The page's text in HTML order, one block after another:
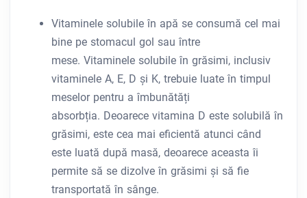
Vitaminele solubile în apă se consumă cel mai
bine pe stomacul gol sau între
mese. Vitaminele solubile în grăsimi, inclusiv
vitaminele A, E, D și K, trebuie luate în timpul
meselor pentru a îmbunătăți
absorbția. Deoarece vitamina D este solubilă în
grăsimi, este cea mai eficientă atunci când
este luată după masă, deoarece aceasta îi
permite să se dizolve în grăsimi și să fie
transportată în sânge.